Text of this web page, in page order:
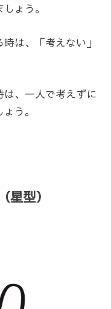
ょう。
は、「考えない」
、一人で考えずに
う。
型）